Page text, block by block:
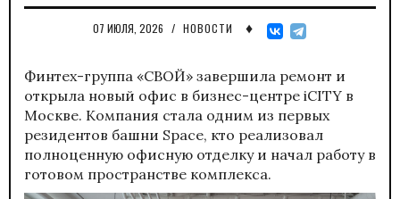
07 ИЮЛЯ, 2026 / НОВОСТИ ♦
Финтех-группа «СВОЙ» завершила ремонт и
открыла новый офис в бизнес-центре iCITY в
Москве. Компания стала одним из первых
резидентов башни Space, кто реализовал
полноценную офисную отделку и начал работу в
готовом пространстве комплекса.